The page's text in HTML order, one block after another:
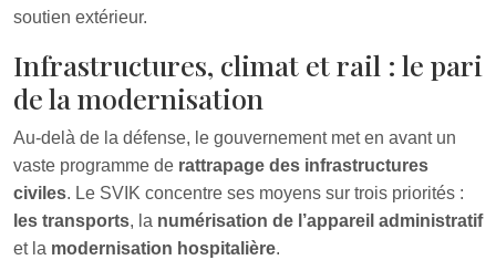
soutien extérieur.
Infrastructures, climat et rail : le pari
de la modernisation
Au-delà de la défense, le gouvernement met en avant un
vaste programme de rattrapage des infrastructures
civiles. Le SVIK concentre ses moyens sur trois priorités :
les transports, la numérisation de l’appareil administratif
et la modernisation hospitalière.